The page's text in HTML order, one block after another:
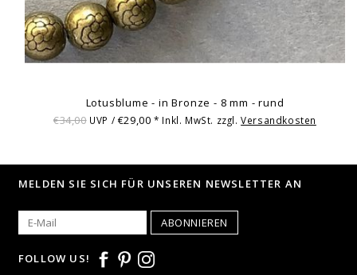
Lotusblume - in Bronze - 8 mm - rund
€34,00 UVP / €29,00* Inkl. MwSt. zzgl.Versandkosten
MELDEN SIE SICH FÜR UNSEREN NEWSLETTER AN
ABONNIEREN
FOLLOW US!